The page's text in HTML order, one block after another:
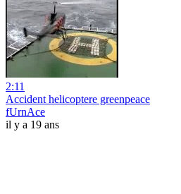
2:11
Accident helicoptere greenpeace
fUrnAce
il y a 19 ans